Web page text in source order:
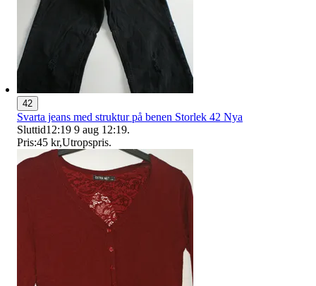
42
Svarta jeans med struktur på benen Storlek 42 Nya
Sluttid12:19 9 aug 12:19.
Pris:45 kr,Utropspris.